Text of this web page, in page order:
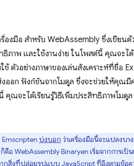
องมือ สำหรับ WebAssembly ซึ่งเขียนด้
ภาพ และใช้งานง่าย ในโพสต์นี้ คุณจะได้
ตัวอย่างภาษาของเล่นสังเคราะห์ที่ชื่อ
ออก ฟังก์ชันจากโมดูล ซึ่งจะช่วยให้คุณมี
ณจะได้เรียนรู้วิธีเพิ่มประสิทธิภาพโมดู
Emscripten บ่งบอก ว่าเครื่องมือนี้จะแปลงบ
อ WebAssembly Binaryen เริ่มจากการเป็
กสิ่งที่ปล่อยรูปแบบ JavaScript ที่อิงตามข้อค